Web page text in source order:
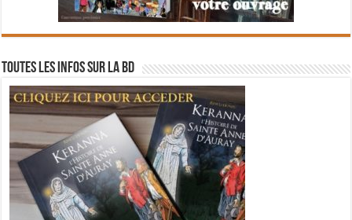
Toutes les infos sur la BD